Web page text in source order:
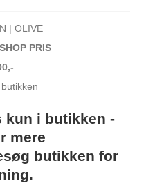
| OLIVE
PRIS
kun i butikken -
mere
butikken for